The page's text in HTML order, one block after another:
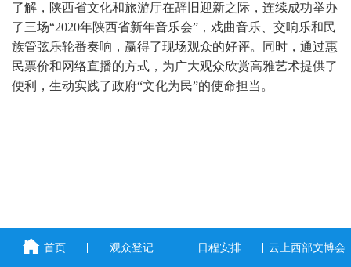
了解，陕西省文化和旅游厅在辞旧迎新之际，连续成功举办
了三场“2020年陕西省新年音乐会”，戏曲音乐、交响乐和民
族管弦乐轮番奏响，赢得了现场观众的好评。同时，通过惠
民票价和网络直播的方式，为广大观众欣赏高雅艺术提供了
便利，生动实践了政府“文化为民”的使命担当。
首页 观众登记 日程安排 云上西部文博会